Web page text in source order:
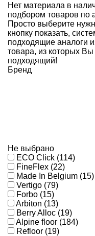
Нет материала в
подбором товаров по
Просто выберите
кнопку показать,
подходящие аналоги
товара, из которых
подходящий!
Бренд
Не выбрано
ECO Click (114)
FineFlex (22)
Made In Belgium (15)
Vertigo (79)
Forbo (15)
Arbiton (13)
Berry Alloc (19)
Alpine floor (184)
Refloor (19)